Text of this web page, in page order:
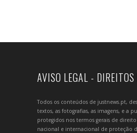
AVISO LEGAL -
Todos os conteúdos de justnews.pt,
textos, as fotografias, as imagens, e a
protegidos nos termos gerais de
nacional e internacional de proteção